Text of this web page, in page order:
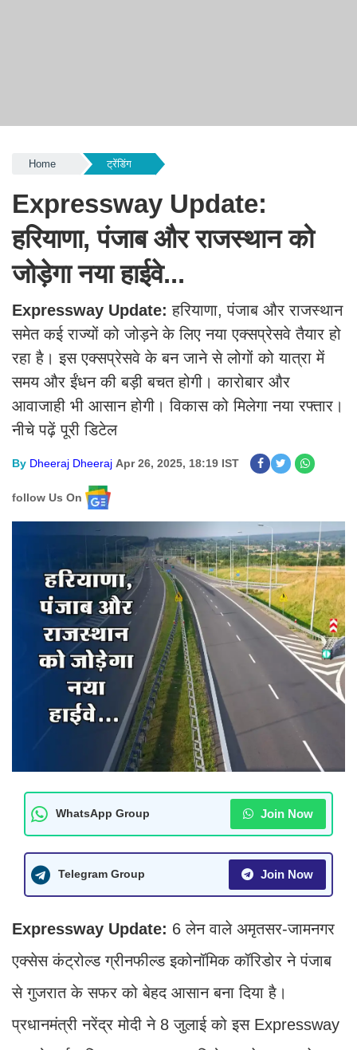
Home ट्रेंडिंग
Expressway Update:
हरियाणा, पंजाब और राजस्थान को
जोड़ेगा नया हाईवे...
Expressway Update:हरियाणा, पंजाब और राजस्थान
समेत कई राज्यों को जोड़ने के लिए नया एक्सप्रेसवे तैयार हो
रहा है। इस एक्सप्रेसवे के बन जाने से लोगों को यात्रा में
समय और ईंधन की बड़ी बचत होगी। कारोबार और
आवाजाही भी आसान होगी। विकास को मिलेगा नया रफ्तार।
नीचे पढ़ें पूरी डिटेल
By Dheeraj Dheeraj Apr 26, 2025, 18:19 IST
follow Us On
WhatsApp Group Join Now
Telegram Group Join Now
Expressway Update: 6 लेन वाले अमृतसर-जामनगर
एक्सेस कंट्रोल्ड ग्रीनफील्ड इकोनॉमिक कॉरिडोर ने पंजाब
से गुजरात के सफर को बेहद आसान बना दिया है।
प्रधानमंत्री नरेंद्र मोदी ने 8 जुलाई को इस Expressway